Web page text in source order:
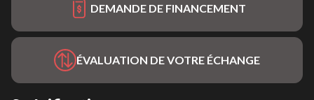
DEMANDE DE FINANCEMENT
ÉVALUATION DE VOTRE ÉCHANGE